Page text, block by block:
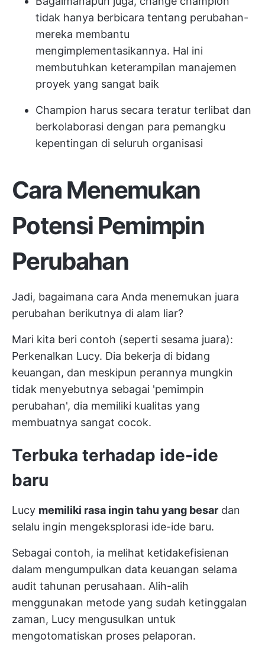
tidak hanya berbicara tentang perubahan-
mereka membantu
mengimplementasikannya. Hal ini
membutuhkan keterampilan manajemen
proyek yang sangat baik
Champion harus secara teratur terlibat dan
berkolaborasi dengan para pemangku
kepentingan di seluruh organisasi
Cara Menemukan
Potensi Pemimpin
Perubahan
Jadi, bagaimana cara Anda menemukan juara
perubahan berikutnya di alam liar?
Mari kita beri contoh (seperti sesama juara):
Perkenalkan Lucy. Dia bekerja di bidang
keuangan, dan meskipun perannya mungkin
tidak menyebutnya sebagai 'pemimpin
perubahan', dia memiliki kualitas yang
membuatnya sangat cocok.
Terbuka terhadap ide-ide
baru
Lucy memiliki rasa ingin tahu yang besar dan
selalu ingin mengeksplorasi ide-ide baru.
Sebagai contoh, ia melihat ketidakefisienan
dalam mengumpulkan data keuangan selama
audit tahunan perusahaan. Alih-alih
menggunakan metode yang sudah ketinggalan
zaman, Lucy mengusulkan untuk
mengotomatiskan proses pelaporan.